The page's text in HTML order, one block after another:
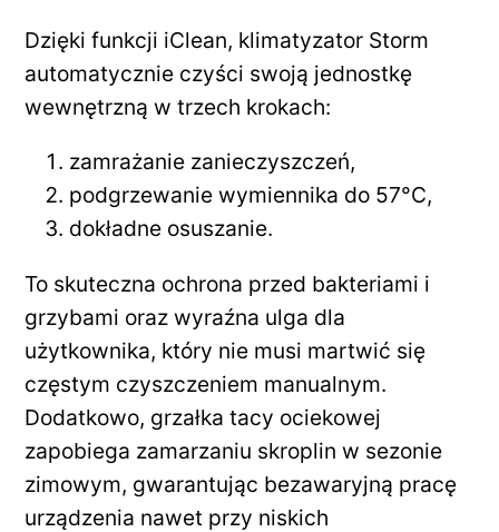
Dzięki funkcji iClean, klimatyzator Storm
automatycznie czyści swoją jednostkę
wewnętrzną w trzech krokach:
zamrażanie zanieczyszczeń,
podgrzewanie wymiennika do 57°C,
dokładne osuszanie.
To skuteczna ochrona przed bakteriami i
grzybami oraz wyraźna ulga dla
użytkownika, który nie musi martwić się
częstym czyszczeniem manualnym.
Dodatkowo, grzałka tacy ociekowej
zapobiega zamarzaniu skroplin w sezonie
zimowym, gwarantując bezawaryjną pracę
urządzenia nawet przy niskich